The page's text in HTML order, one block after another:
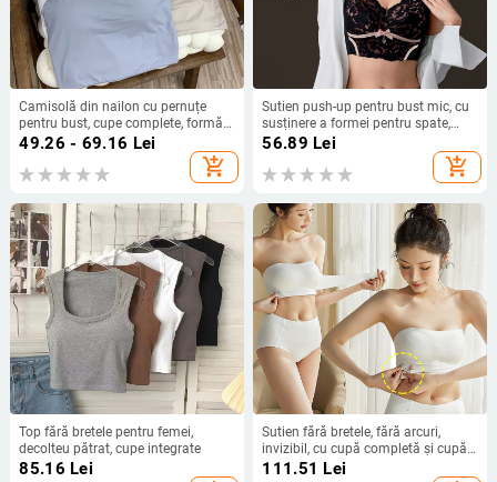
Camisolă din nailon cu pernuțe
pentru bust, cupe complete, formă
subțire, top tube cu design la spate,
minimalist casual
49.26 - 69.16 Lei
add_shopping_cart
Sutien push-up pentru bust mic, cu
susținere a formei pentru spate,
fără cusături, din nailon
56.89 Lei
add_shopping_cart
Top fără bretele pentru femei,
decolteu pătrat, cupe integrate
85.16 Lei
Sutien fără bretele, fără arcuri,
invizibil, cu cupă completă și cupă
turnată subțire, material nylon
111.51 Lei